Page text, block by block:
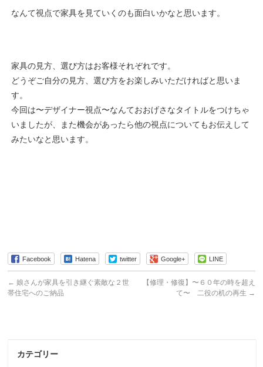
なんて視点で家具を見ていくのも面白いかなと思います。
家具の見方、選び方はお客様それぞれです。
どうぞご自分の見方、選び方をお楽しみいただければと思いま
す。
今回は〜デザイナー視点〜なんておおげさなタイトルをつけちゃ
いましたが、また機会があったら他の視点についてもお伝えして
みたいなと思います。
Facebook Hatena twitter Google+ LINE
← 娘さんが家具を引き継ぐ素敵な２世
帯住宅へのご納品
【修理・修復】〜６０年の時を超え
て〜 二役の机の再生 →
カテゴリー